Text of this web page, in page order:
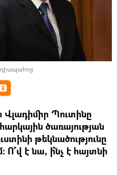
Պուտինը
ծառայության
թեկնածությունը
է նա, ի՞նչ է հայտնի